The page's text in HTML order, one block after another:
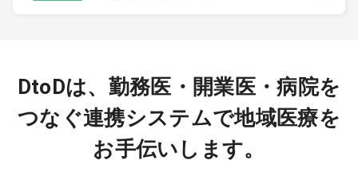
DtoDは、勤務医・開業医・病院を
つなぐ連携システムで地域医療を
お手伝いします。